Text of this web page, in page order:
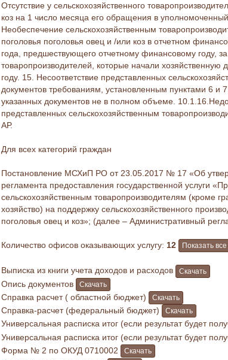
Отсутствие у сельскохозяйственного
коз на 1 число месяца его обращения в
Необеспечение сельскохозяйственным
поголовья поголовья овец и /или коз в отчетном
года, предшествующего отчетному финансовому году,
товаропроизводителей, которые начали хозяйственную
году. 15. Несоответствие представленных
документов требованиям, установленным пунктами 6 и
указанных документов не в полном объеме.
представленных сельскохозяйственным
АР.
Для всех категорий граждан
Постановление МСХиП РО от 23.05.2017 № 17 «Об
регламента предоставления государственной услуги
сельскохозяйственным товаропроизводителям (кроме
хозяйство) на поддержку сельскохозяйственного
поголовья овец и коз»; (далее – Административный
Количество офисов оказывающих услугу: 12 Показать
Выписка из книги учета доходов и расходов Скачать
Опись документов Скачать
Справка расчет ( областной бюджет) Скачать
Справка-расчет (федеральный бюджет) Скачать
Универсальная расписка итог (если результат будет
Универсальная расписка итог (если результат будет
Форма № 2 по ОКУД 0710002 Скачать